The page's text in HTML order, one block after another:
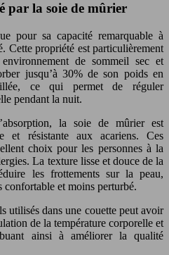
par la soie de mûrier
pour sa capacité remarquable à
Cette propriété est particulièrement
de sommeil sec et
jusqu’à 30% de son poids en
ce qui permet de réguler
pendant la nuit.
la soie de mûrier est
et résistante aux acariens. Ces
choix pour les personnes à la
La texture lisse et douce de la
les frottements sur la peau,
et moins perturbé.
utilisés dans une couette peut avoir
de la température corporelle et
ainsi à améliorer la qualité